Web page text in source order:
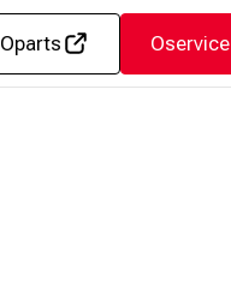
Oparts Oservice